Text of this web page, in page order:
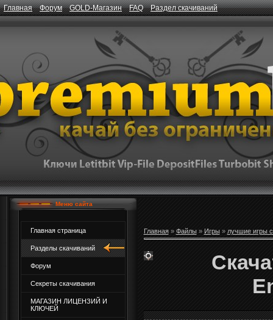
Главная Форум GOLD-Магазин FAQ Раздел скачиваний
Меню сайта
Главная страница
Разделы скачиваний
Форум
Секреты скачивания
МАГАЗИН ЛИЦЕНЗИЙ И
КЛЮЧЕЙ
Главная» Файлы» Игры» лучшие игры